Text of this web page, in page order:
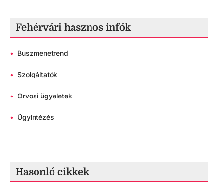
Fehérvári hasznos infók
• Buszmenetrend
• Szolgáltatók
• Orvosi ügyeletek
• Ügyintézés
Hasonló cikkek